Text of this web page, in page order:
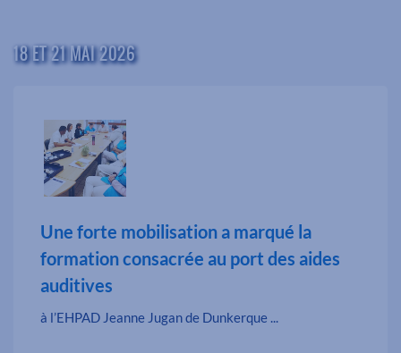
18 ET 21 MAI 2026
Une forte mobilisation a marqué la
formation consacrée au port des aides
auditives
à l’EHPAD Jeanne Jugan de Dunkerque ...